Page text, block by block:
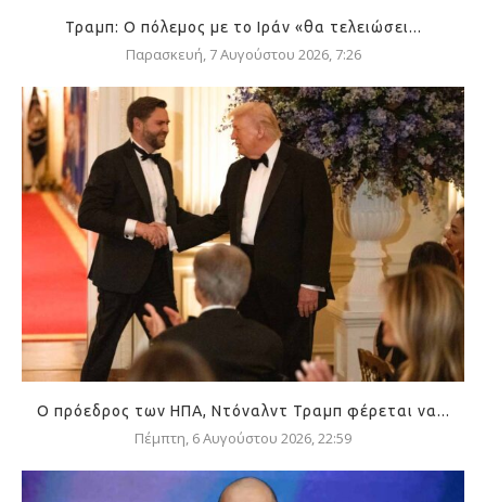
Τραμπ: Ο πόλεμος με το Ιράν «θα τελειώσει...
Παρασκευή, 7 Αυγούστου 2026, 7:26
Ο πρόεδρος των ΗΠΑ, Ντόναλντ Τραμπ φέρεται να...
Πέμπτη, 6 Αυγούστου 2026, 22:59